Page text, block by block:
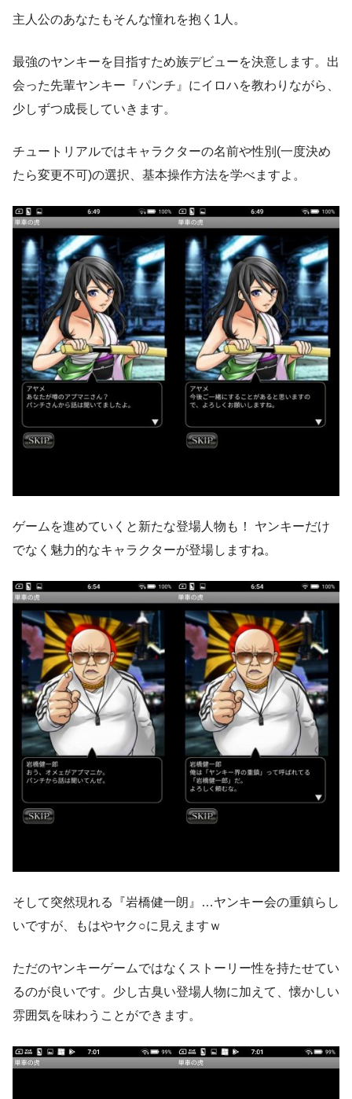
主人公のあなたもそんな憧れを抱く1人。
最強のヤンキーを目指すため族デビューを決意します。出
会った先輩ヤンキー『パンチ』にイロハを教わりながら、
少しずつ成長していきます。
チュートリアルではキャラクターの名前や性別(一度決め
たら変更不可)の選択、基本操作方法を学べますよ。
ゲームを進めていくと新たな登場人物も！ ヤンキーだけ
でなく魅力的なキャラクターが登場しますね。
そして突然現れる『岩橋健一朗』…ヤンキー会の重鎮らし
いですが、もはやヤク○に見えますｗ
ただのヤンキーゲームではなくストーリー性を持たせてい
るのが良いです。少し古臭い登場人物に加えて、懐かしい
雰囲気を味わうことができます。